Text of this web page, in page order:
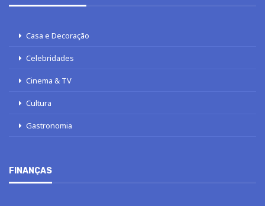
Casa e Decoração
Celebridades
Cinema & TV
Cultura
Gastronomia
FINANÇAS